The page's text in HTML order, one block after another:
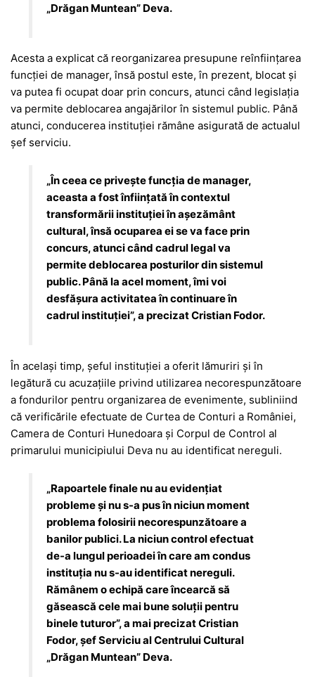
„Drăgan Muntean” Deva.
Acesta a explicat că reorganizarea presupune reînființarea
funcției de manager, însă postul este, în prezent, blocat și
va putea fi ocupat doar prin concurs, atunci când legislația
va permite deblocarea angajărilor în sistemul public. Până
atunci, conducerea instituției rămâne asigurată de actualul
șef serviciu.
„În ceea ce privește funcția de manager,
aceasta a fost înființată în contextul
transformării instituției în așezământ
cultural, însă ocuparea ei se va face prin
concurs, atunci când cadrul legal va
permite deblocarea posturilor din sistemul
public. Până la acel moment, îmi voi
desfășura activitatea în continuare în
cadrul instituției”, a precizat Cristian Fodor.
În același timp, șeful instituției a oferit lămuriri și în
legătură cu acuzațiile privind utilizarea necorespunzătoare
a fondurilor pentru organizarea de evenimente, subliniind
că verificările efectuate de Curtea de Conturi a României,
Camera de Conturi Hunedoara și Corpul de Control al
primarului municipiului Deva nu au identificat nereguli.
„Rapoartele finale nu au evidențiat
probleme și nu s-a pus în niciun moment
problema folosirii necorespunzătoare a
banilor publici. La niciun control efectuat
de-a lungul perioadei în care am condus
instituția nu s-au identificat nereguli.
Rămânem o echipă care încearcă să
găsească cele mai bune soluții pentru
binele tuturor”, a mai precizat Cristian
Fodor, șef Serviciu al Centrului Cultural
„Drăgan Muntean” Deva.